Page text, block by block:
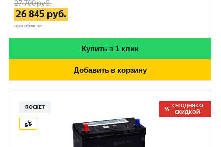
27 700руб.
26 845 руб.
при обмене
Купить в 1 клик
Добавить в корзину
ROCKET
СЕГОДНЯ СО
СКИДКОЙ